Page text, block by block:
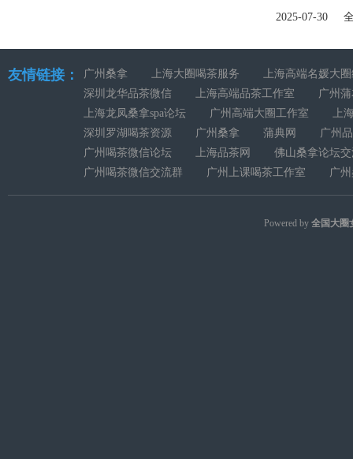
2025-07-30
友情链接： 广州桑拿 上海大圈喝茶服务
上海高端名媛大
深圳龙华品茶微信
上海高端品茶工作室
广州
上海龙凤桑拿spa论坛
广州高端大圈工作室
上
深圳罗湖喝茶资源
广州桑拿 蒲典网
广州
广州喝茶微信论坛
上海品茶网
佛山桑拿论坛
广州喝茶微信交流群
广州上课喝茶工作室 广
Powered by 全国大圈